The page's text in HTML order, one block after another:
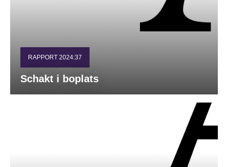
RAPPORT 2024:37
Schakt i boplats